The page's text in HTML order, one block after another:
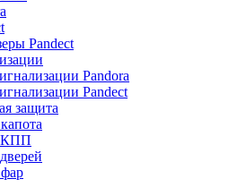
Pandect
Pandora
Pandect
защита
КПП